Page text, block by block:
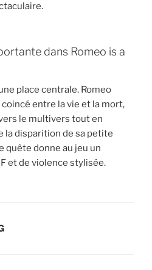
dans Romeo is a
place centrale. Romeo
entre la vie et la mort,
le multivers tout en
la disparition de sa petite
quête donne au jeu un
et de violence stylisée.